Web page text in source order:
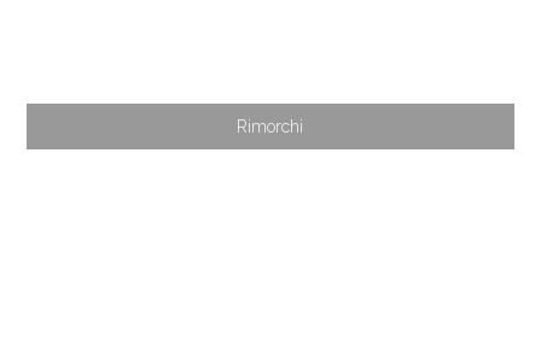
Rimorchi